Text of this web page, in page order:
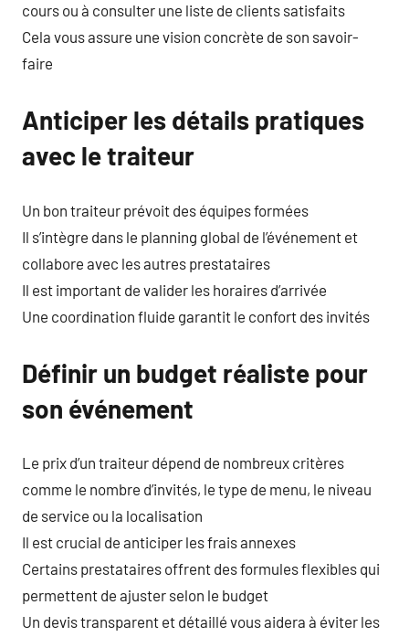
cours ou à consulter une liste de clients satisfaits
Cela vous assure une vision concrète de son savoir-
faire
Anticiper les détails pratiques
avec le traiteur
Un bon traiteur prévoit des équipes formées
Il s’intègre dans le planning global de l’événement et
collabore avec les autres prestataires
Il est important de valider les horaires d’arrivée
Une coordination fluide garantit le confort des invités
Définir un budget réaliste pour
son événement
Le prix d’un traiteur dépend de nombreux critères
comme le nombre d’invités, le type de menu, le niveau
de service ou la localisation
Il est crucial de anticiper les frais annexes
Certains prestataires offrent des formules flexibles qui
permettent de ajuster selon le budget
Un devis transparent et détaillé vous aidera à éviter les